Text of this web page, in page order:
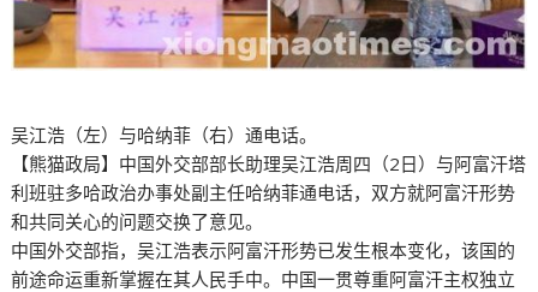
吴江浩（左）与哈纳菲（右）通电话。
【熊猫政局】中国外交部部长助理吴江浩周四（2日）与阿富汗塔
利班驻多哈政治办事处副主任哈纳菲通电话，双方就阿富汗形势
和共同关心的问题交换了意见。
中国外交部指，吴江浩表示阿富汗形势已发生根本变化，该国的
前途命运重新掌握在其人民手中。中国一贯尊重阿富汗主权独立